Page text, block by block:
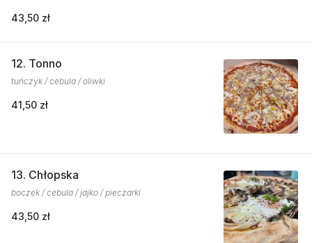
43,50 zł
12. Tonno
tuńczyk / cebula / oliwki
41,50 zł
13. Chłopska
boczek / cebula / jajko / pieczarki
43,50 zł